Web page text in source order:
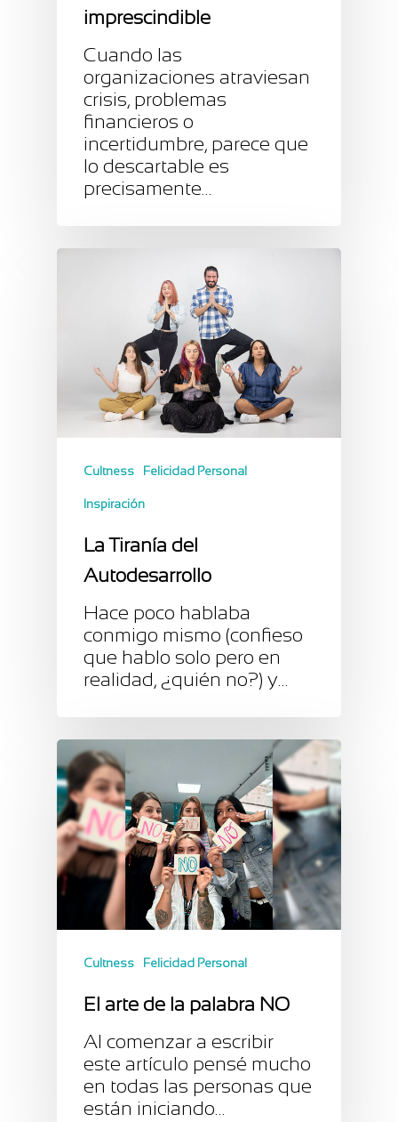
imprescindible
Cuando las
organizaciones atraviesan
crisis, problemas
financieros o
incertidumbre, parece que
lo descartable es
precisamente…
Cultness Felicidad Personal
Inspiración
La Tiranía del
Autodesarrollo
Hace poco hablaba
conmigo mismo (confieso
que hablo solo pero en
realidad, ¿quién no?) y…
Cultness Felicidad Personal
El arte de la palabra NO
Al comenzar a escribir
este artículo pensé mucho
en todas las personas que
están iniciando…